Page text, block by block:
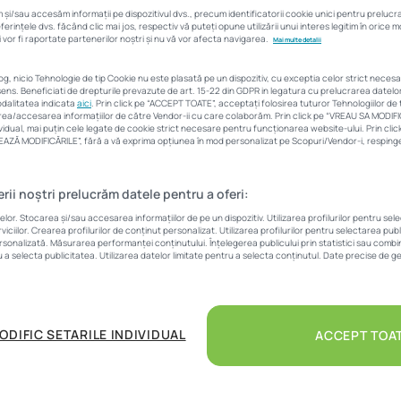
pieței imobiliare din
România?
Corina Sfia 10 mai 2023 7 Min
de majorarea dobânzii de referință cu 0,25%, până la
anului, au ridicat semne de întrebare cu privire la o
La mai bine de cinci luni, datele arată că aceste scăderi
atât, prețurile au înregistrat o creștere ușoară trimestrială
financiari despre perioada următoare? Cum vor fi
și/sau accesăm informații pe dispozitivul dvs., precum identificatorii cookie unici pentru
dvs. făcând clic mai jos, respectiv vă puteți opune utilizării unui interes legitim în orice
fi raportate partenerilor noștri și nu vă vor afecta navigarea. Mai multe detalii
nicio Tehnologie de tip Cookie nu este plasată pe un dispozitiv, cu exceptia celor strict
Beneficiati de drepturile prevazute de art. 15-22 din GDPR in legatura cu prelucrarea
indicata aici. Prin click pe “ACCEPT TOATE”, acceptați folosirea tuturor Tehnologiilor
accesarea informațiilor de către Vendor-ii cu care colaborăm. Prin click pe “VREAU SA MODIFIC
mai puțin cele legate de cookie strict necesare pentru funcționarea website-ului. Prin click pe
MODIFICĂRILE”, fără a vă exprima opțiunea în mod personalizat pe Scopuri/Vendor-i,
noștri prelucrăm datele pentru a oferi:
Stocarea și/sau accesarea informațiilor de pe un dispozitiv. Utilizarea profilurilor pentru
Crearea profilurilor de conținut personalizat. Utilizarea profilurilor pentru selectarea
Măsurarea performanței conținutului. Înțelegerea publicului prin statistici sau
a selecta publicitatea. Utilizarea datelor limitate pentru a selecta conținutul. Date precise de
SETARILE INDIVIDUAL ACCEPT